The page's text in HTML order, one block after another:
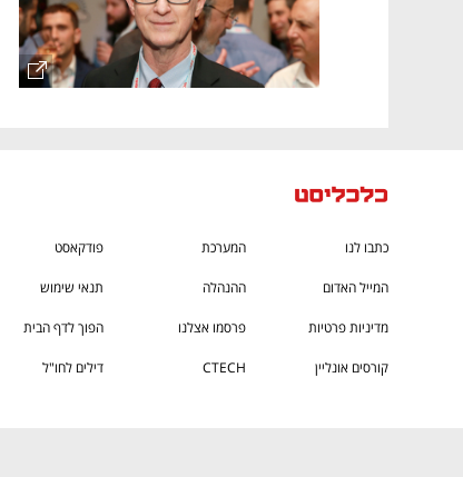
כתבו לנו המערכת פודקאסט
המייל האדום ההנהלה תנאי שימוש
מדיניות פרטיות פרסמו אצלנו הפוך לדף הבית
קורסים אונליין CTECH
דילים לחו"ל